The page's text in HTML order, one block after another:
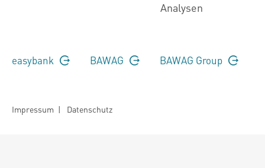
Analysen
easybank BAWAG BAWAG Group
Impressum | Datenschutz